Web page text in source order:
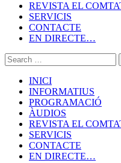
REVISTA EL
SERVICIS
CONTACTE
EN DIRECTE…
INICI
INFORMATIUS
PROGRAMACIÓ
ÀUDIOS
REVISTA EL
SERVICIS
CONTACTE
EN DIRECTE…